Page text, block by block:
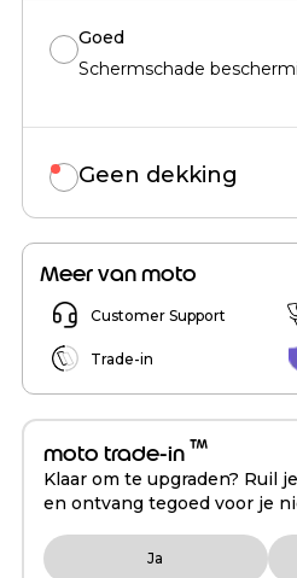
Goed
Schermschade
Geen dekking
Meer van moto
Customer Support
Trade-in
moto trade-in ™
Klaar om te upgraden? Ruil
en ontvang tegoed voor je
Ja